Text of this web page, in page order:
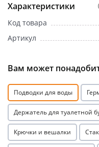
Характеристики
Код товара
Артикул
Вам может
Подводки для воды
Держатель для туалетной
Крючки и вешалки